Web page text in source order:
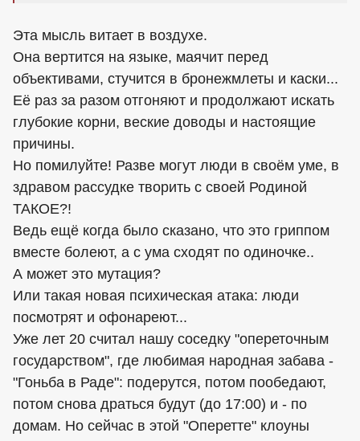
Эта мысль витает в воздухе.
Она вертится на языке, маячит перед
объективами, стучится в бронежмлеты и каски...
Её раз за разом отгоняют и продолжают искать
глубокие корни, веские доводы и настоящие
причины.
Но помилуйте! Разве могут люди в своём уме, в
здравом рассудке творить с своей Родиной
ТАКОЕ?!
Ведь ещё когда было сказано, что это гриппом
вместе болеют, а с ума сходят по одиночке..
А может это мутация?
Или такая новая психическая атака: люди
посмотрят и офонареют...
Уже лет 20 считал нашу соседку "опереточным
государством", где любимая народная забава -
"Гоньба в Раде": подерутся, потом пообедают,
потом снова драться будут (до 17:00) и - по
домам. Но сейчас в этой "Оперетте" клоуны